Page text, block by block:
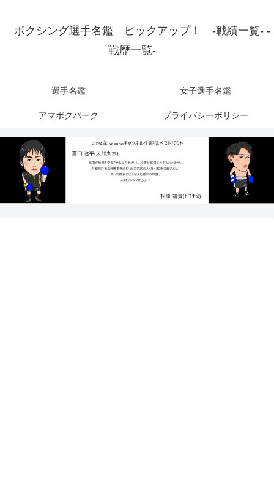
ボクシング選手名鑑 ピックアップ！ -戦績一覧- -
戦歴一覧-
選手名鑑 女子選手名鑑
アマボクパーク プライバシーポリシー